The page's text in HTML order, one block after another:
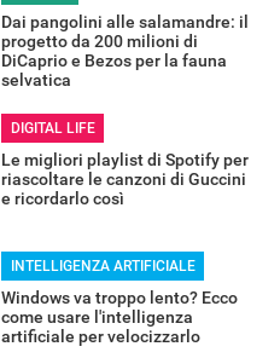
Dai pangolini alle salamandre: il
progetto da 200 milioni di
DiCaprio e Bezos per la fauna
selvatica
DIGITAL LIFE
Le migliori playlist di Spotify per
riascoltare le canzoni di Guccini
e ricordarlo così
INTELLIGENZA ARTIFICIALE
Windows va troppo lento? Ecco
come usare l'intelligenza
artificiale per velocizzarlo